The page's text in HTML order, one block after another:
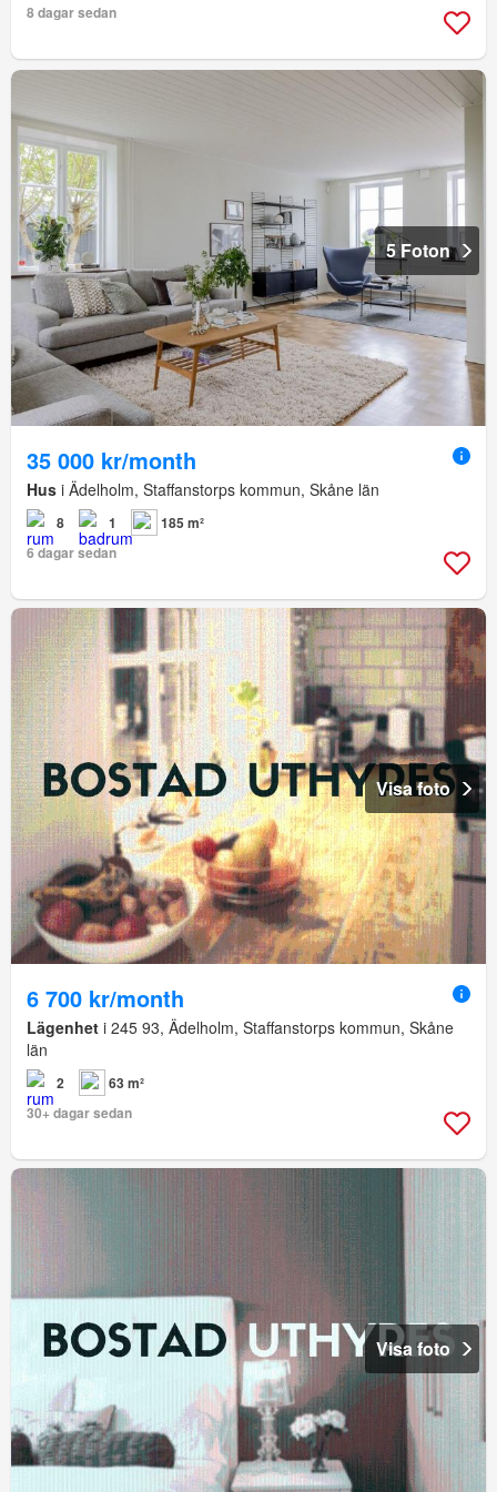
8 dagar sedan
5 Foton
35 000 kr/month
Hus i Ädelholm, Staffanstorps kommun, Skåne län
8 1
185 m²
6 dagar sedan
Visa foto
6 700 kr/month
Lägenhet i 245 93, Ädelholm, Staffanstorps kommun, Skåne
län
2
63 m²
30+ dagar sedan
Visa foto